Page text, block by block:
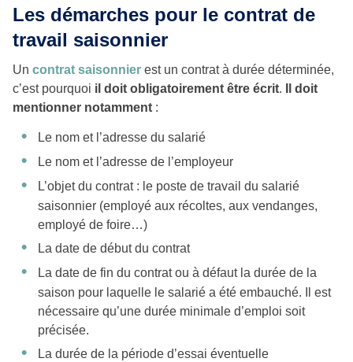
Les démarches pour le contrat de
travail saisonnier
Un contrat saisonnier est un contrat à durée déterminée,
c’est pourquoi il doit obligatoirement être écrit.
Il doit
mentionner notamment :
Le nom et l’adresse du salarié
Le nom et l’adresse de l’employeur
L’objet du contrat : le poste de travail du salarié
saisonnier (employé aux récoltes, aux vendanges,
employé de foire…)
La date de début du contrat
La date de fin du contrat ou à défaut la durée de la
saison pour laquelle le salarié a été embauché. Il est
nécessaire qu’une durée minimale d’emploi soit
précisée.
La durée de la période d’essai éventuelle